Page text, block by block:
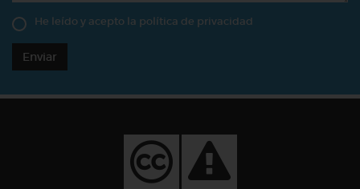
He leído y acepto la política de privacidad
Enviar